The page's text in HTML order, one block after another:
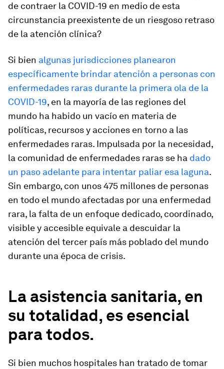
de contraer la COVID-19 en medio de esta
circunstancia preexistente de un riesgoso retraso
de la atención clínica?
Si bien algunas jurisdicciones planearon
específicamente brindar atención a personas con
enfermedades raras durante la primera ola de la
COVID-19, en la mayoría de las regiones del
mundo ha habido un vacío en materia de
políticas, recursos y acciones en torno a las
enfermedades raras. Impulsada por la necesidad,
la comunidad de enfermedades raras se ha dado
un paso adelante para intentar paliar esa laguna.
Sin embargo, con unos 475 millones de personas
en todo el mundo afectadas por una enfermedad
rara, la falta de un enfoque dedicado, coordinado,
visible y accesible equivale a descuidar la
atención del tercer país más poblado del mundo
durante una época de crisis.
La asistencia sanitaria, en
su totalidad, es esencial
para todos.
Si bien muchos hospitales han tratado de tomar